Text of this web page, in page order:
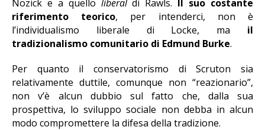
Nozick e a quello liberaldi Rawls. Il suo costante
riferimento teorico, per intenderci, non è
l’individualismo liberale di Locke, ma il
tradizionalismo comunitario di Edmund Burke.
Per quanto il conservatorismo di Scruton sia
relativamente duttile, comunque non “reazionario”,
non v’è alcun dubbio sul fatto che, dalla sua
prospettiva, lo sviluppo sociale non debba in alcun
modo compromettere la difesa della tradizione.